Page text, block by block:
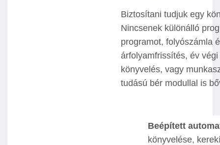
Biztosítani tudjuk egy
Nincsenek különálló
programot, folyószámla
árfolyamfrissítés, év
könyvelés, vagy
tudású bér modullal is
Beépített
könyvelése,